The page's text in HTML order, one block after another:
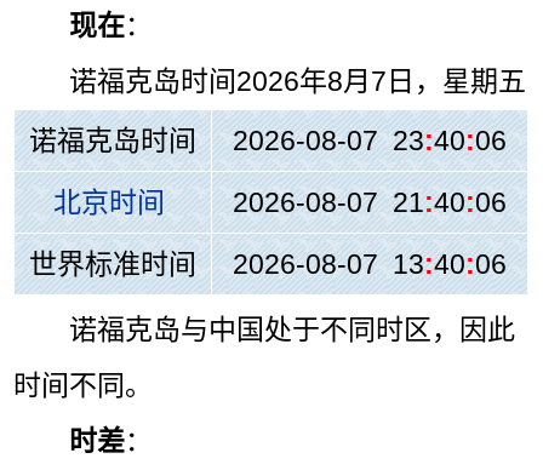
现在：
诺福克岛时间2026年8月7日，星期五
诺福克岛时间
2026-08-07 23:40:06
北京时间
2026-08-07 21:40:06
世界标准时间
2026-08-07 13:40:06
诺福克岛与中国处于不同时区，因此
时间不同。
时差：